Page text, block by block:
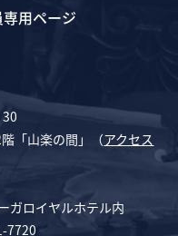
用ページ
「山楽の間」（アクセス
ガロイヤルホテル内
7720